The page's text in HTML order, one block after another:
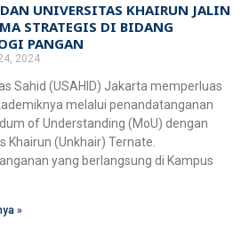
Bisnis
(Penyiaran)
Pangan & Kesehatan
Baru
UNIVERSITAS KHAIRUN JALIN
STRATEGIS DI BIDANG
PANGAN
2024
Sahid (USAHID) Jakarta memperluas
melalui penandatanganan
of Understanding (MoU) dengan
Khairun (Unkhair) Ternate.
yang berlangsung di Kampus
»
PagePage